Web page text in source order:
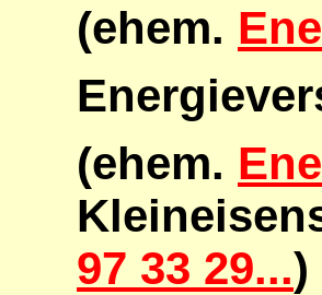
(ehem.
(ehem.
97 33 29...)